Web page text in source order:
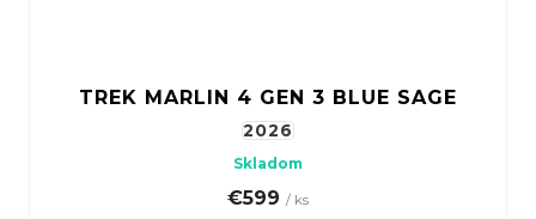
TREK MARLIN 4 GEN 3 BLUE SAGE
2026
Skladom
€599 / ks